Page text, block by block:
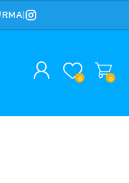
RMA|
0 0